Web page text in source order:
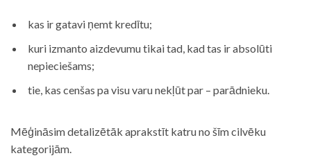
kas ir gatavi ņemt kredītu;
kuri izmanto aizdevumu tikai tad, kad tas ir absolūti
nepieciešams;
tie, kas cenšas pa visu varu nekļūt par – parādnieku.
Mēģināsim detalizētāk aprakstīt katru no šīm cilvēku
kategorijām.